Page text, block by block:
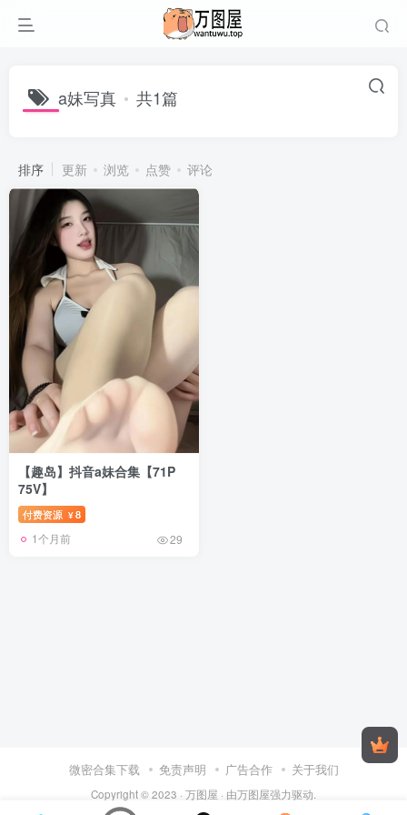
a妹写真 共1篇
排序 更新 浏览 点赞 评论
【趣岛】抖音a妹合集【71P
75V】
付费资源 ¥8
1个月前 29
微密合集下载 免责声明 广告合作 关于我们
Copyright © 2023 · 万图屋 · 由万图屋强力驱动.